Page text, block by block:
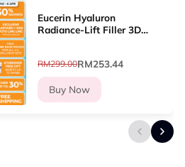
Eucerin Hyaluron
Radiance-Lift Filler 3D
RM299.00RM253.44
Buy Now